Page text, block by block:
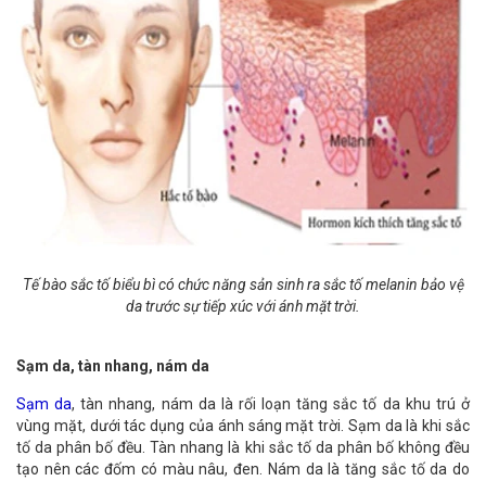
Tế bào sắc tố biểu bì có chức năng sản sinh ra sắc tố melanin bảo vệ
da trước sự tiếp xúc với ánh mặt trời.
Sạm da, tàn nhang, nám da
Sạm da, tàn nhang, nám da là rối loạn tăng sắc tố da khu trú ở
vùng mặt, dưới tác dụng của ánh sáng mặt trời. Sạm da là khi sắc
tố da phân bố đều. Tàn nhang là khi sắc tố da phân bố không đều
tạo nên các đốm có màu nâu, đen. Nám da là tăng sắc tố da do